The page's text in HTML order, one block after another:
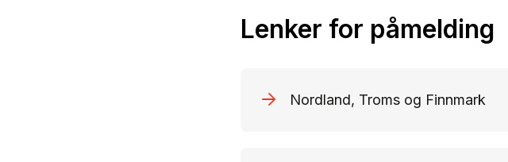
Lenker for påmelding
Nordland, Troms og Finnmark